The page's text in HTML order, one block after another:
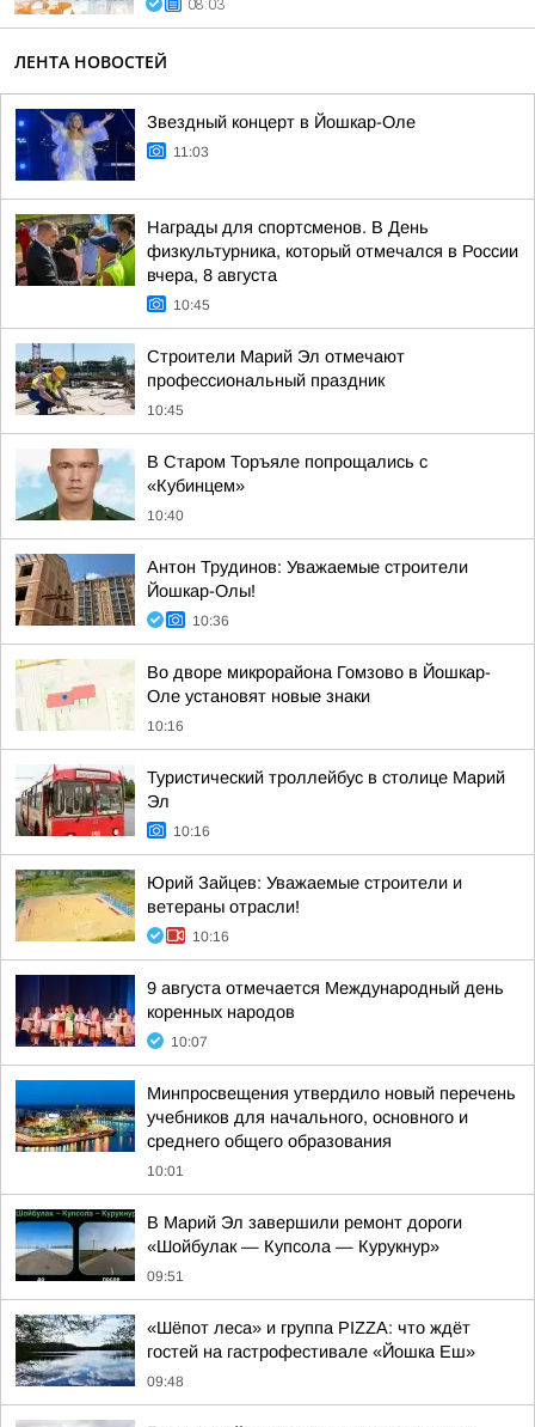
08:03
ЛЕНТА НОВОСТЕЙ
Звездный концерт в Йошкар-Оле
11:03
Награды для спортсменов. В День
физкультурника, который отмечался в России
вчера, 8 августа
10:45
Строители Марий Эл отмечают
профессиональный праздник
10:45
В Старом Торъяле попрощались с
«Кубинцем»
10:40
Антон Трудинов: Уважаемые строители
Йошкар-Олы!
10:36
Во дворе микрорайона Гомзово в Йошкар-
Оле установят новые знаки
10:16
Туристический троллейбус в столице Марий
Эл
10:16
Юрий Зайцев: Уважаемые строители и
ветераны отрасли!
10:16
9 августа отмечается Международный день
коренных народов
10:07
Минпросвещения утвердило новый перечень
учебников для начального, основного и
среднего общего образования
10:01
В Марий Эл завершили ремонт дороги
«Шойбулак — Купсола — Курукнур»
09:51
«Шёпот леса» и группа PIZZA: что ждёт
гостей на гастрофестивале «Йошка Еш»
09:48